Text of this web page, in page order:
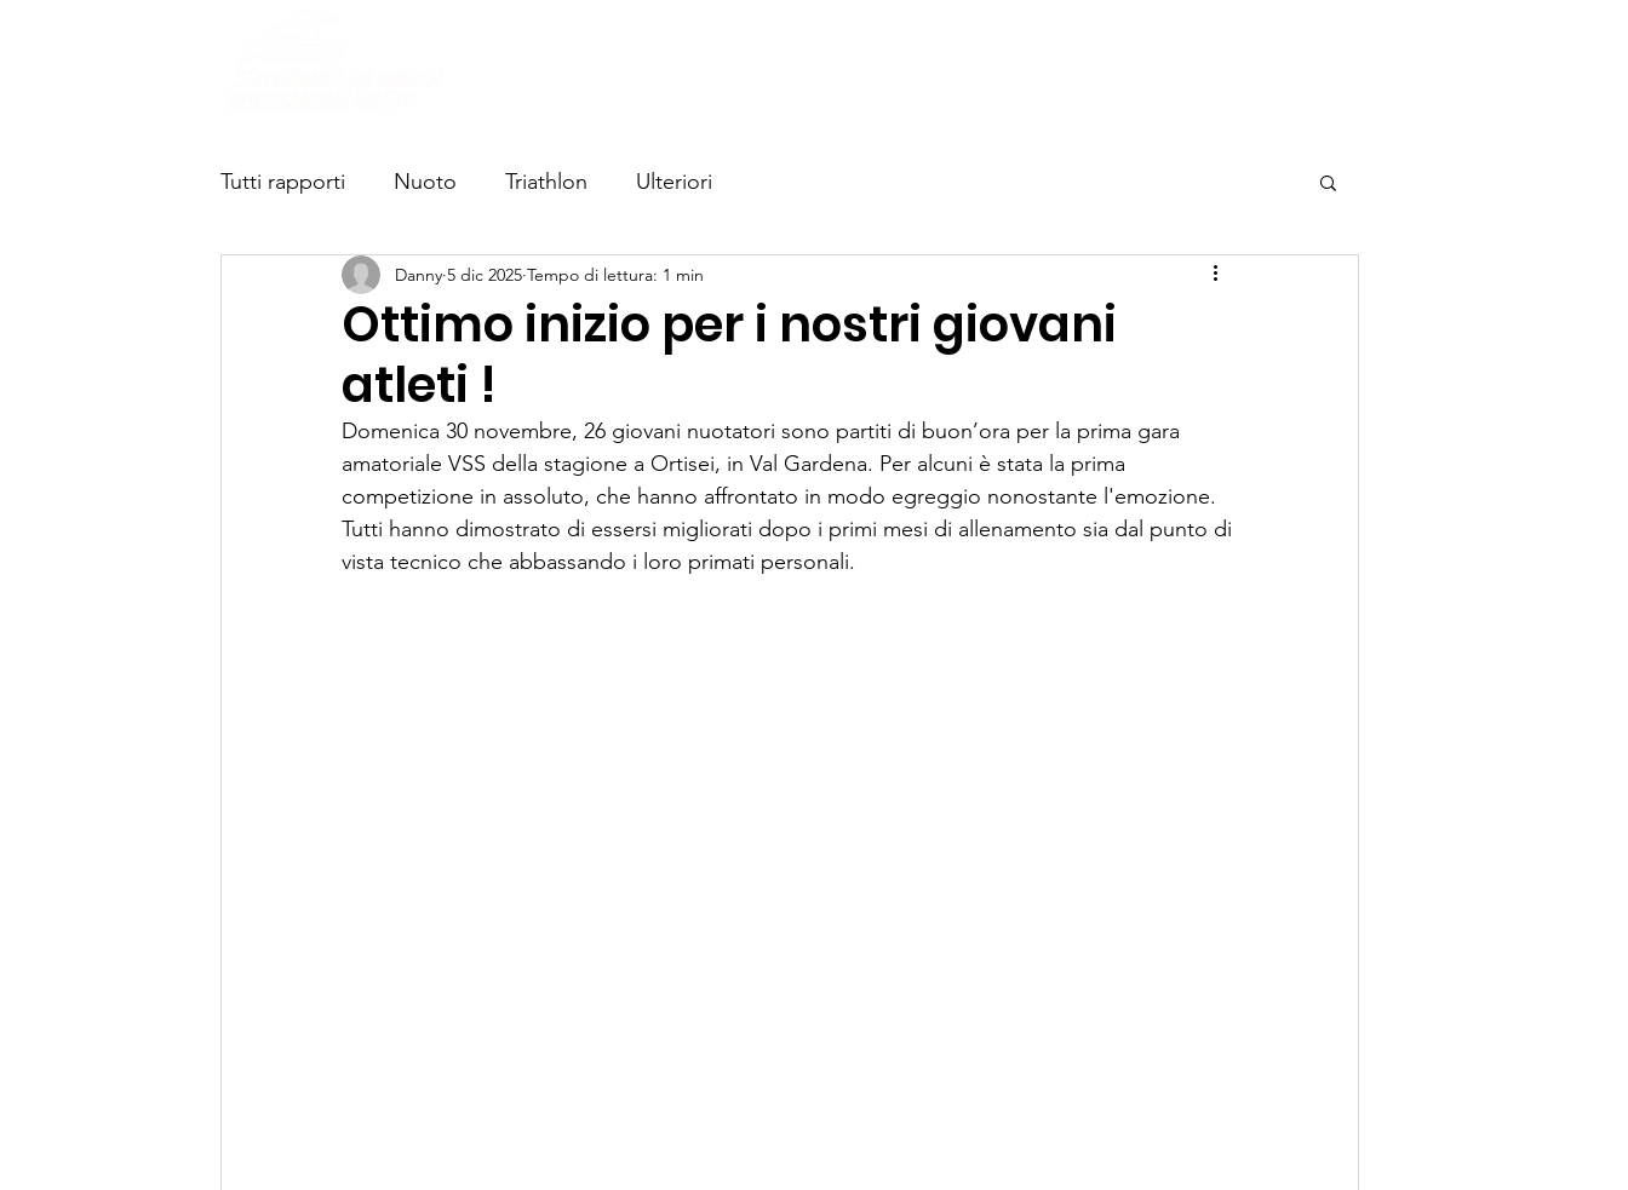
Tutti rapporti Nuoto Triathlon Ulteriori
Ottimo inizio per i nostri giovani
atleti !
Danny 5 dic 2025 Tempo di lettura: 1 min
Domenica 30 novembre, 26 giovani nuotatori sono partiti di buon’ora per la prima gara
amatoriale VSS della stagione a Ortisei, in Val Gardena. Per alcuni è stata la prima
competizione in assoluto, che hanno affrontato in modo egreggio nonostante l'emozione.
Tutti hanno dimostrato di essersi migliorati dopo i primi mesi di allenamento sia dal punto di
vista tecnico che abbassando i loro primati personali.